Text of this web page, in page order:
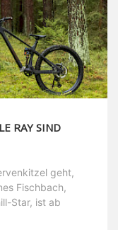
RAY SIND
geht,
Fischbach,
Star, ist ab